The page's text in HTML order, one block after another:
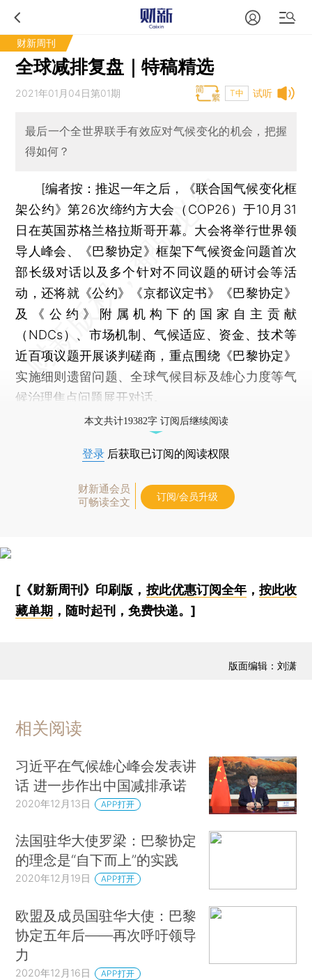
财新周刊
全球减排复盘｜特稿精选
试听
2021年01月04日第01期 T中
最后一个全世界联手有效应对气候变化的机会，把握
得如何？
[编者按： 推迟一年之后，《联合国气候变化框
架公约》第26次缔约方大会（COP26）于10月31
日在英国苏格兰格拉斯哥开幕。大会将举行世界领
导人峰会、《巴黎协定》框架下气候资金问题首次
部长级对话以及多个针对不同议题的研讨会等活
动，还将就《公约》《京都议定书》《巴黎协定》
及《公约》附属机构下的国家自主贡献
（NDCs）、市场机制、气候适应、资金、技术等
近百项议题开展谈判磋商，重点围绕《巴黎协定》
实施细则遗留问题、全球气候目标及雄心力度等气
候治理焦点问题展开对话。
本文共计19382字 订阅后继续阅读
登录 后获取已订阅的阅读权限
财新通会员
可畅读全文
订阅/会员升级
[《财新周刊》印刷版， 按此优惠订阅全年， 按此收
藏单期 ，随时起刊，免费快递。]
版面编辑：刘潇
相关阅读
习近平在气候雄心峰会发表讲
话 进一步作出中国减排承诺
2020年12月13日 APP打开
法国驻华大使罗梁：巴黎协定
的理念是“自下而上”的实践
2020年12月19日 APP打开
欧盟及成员国驻华大使：巴黎
协定五年后——再次呼吁领导
力
2020年12月16日 APP打开